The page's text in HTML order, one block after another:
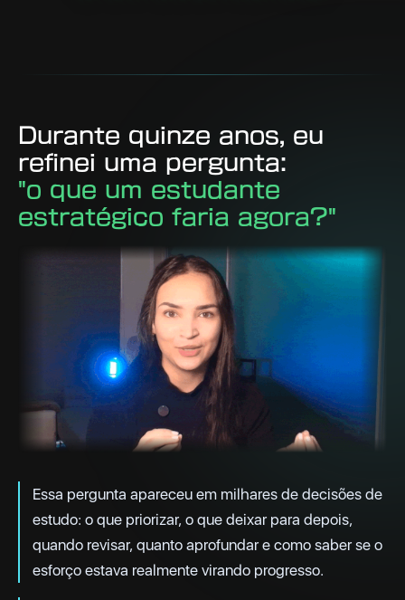
Durante quinze anos, eu
refinei uma pergunta:
"o que um estudante
estratégico faria agora?"
Essa pergunta apareceu em milhares de decisões de
estudo: o que priorizar, o que deixar para depois,
quando revisar, quanto aprofundar e como saber se o
esforço estava realmente virando progresso.